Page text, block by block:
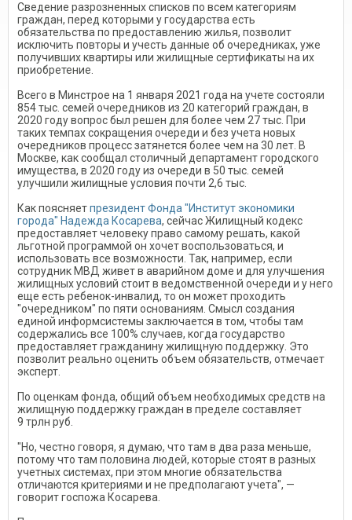
Сведение разрозненных списков по всем категориям
граждан, перед которыми у государства есть
обязательства по предоставлению жилья, позволит
исключить повторы и учесть данные об очередниках, уже
получивших квартиры или жилищные сертификаты на их
приобретение.
Всего в Минстрое на 1 января 2021 года на учете состояли
854 тыс. семей очередников из 20 категорий граждан, в
2020 году вопрос был решен для более чем 27 тыс. При
таких темпах сокращения очереди и без учета новых
очередников процесс затянется более чем на 30 лет. В
Москве, как сообщал столичный департамент городского
имущества, в 2020 году из очереди в 50 тыс. семей
улучшили жилищные условия почти 2,6 тыс.
Как поясняетпрезидент Фонда "Институт экономики
города" Надежда Косарева, сейчас Жилищный кодекс
предоставляет человеку право самому решать, какой
льготной программой он хочет воспользоваться, и
использовать все возможности. Так, например, если
сотрудник МВД живет в аварийном доме и для улучшения
жилищных условий стоит в ведомственной очереди и у него
еще есть ребенок-инвалид, то он может проходить
"очередником" по пяти основаниям. Смысл создания
единой информсистемы заключается в том, чтобы там
содержались все 100% случаев, когда государство
предоставляет гражданину жилищную поддержку. Это
позволит реально оценить объем обязательств, отмечает
эксперт.
По оценкам фонда, общий объем необходимых средств на
жилищную поддержку граждан в пределе составляет
9 трлн руб.
"Но, честно говоря, я думаю, что там в два раза меньше,
потому что там половина людей, которые стоят в разных
учетных системах, при этом многие обязательства
отличаются критериями и не предполагают учета", —
говорит госпожа Косарева.